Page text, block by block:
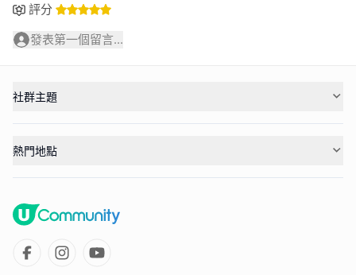
評分
發表第一個留言...
社群主題
熱門地點